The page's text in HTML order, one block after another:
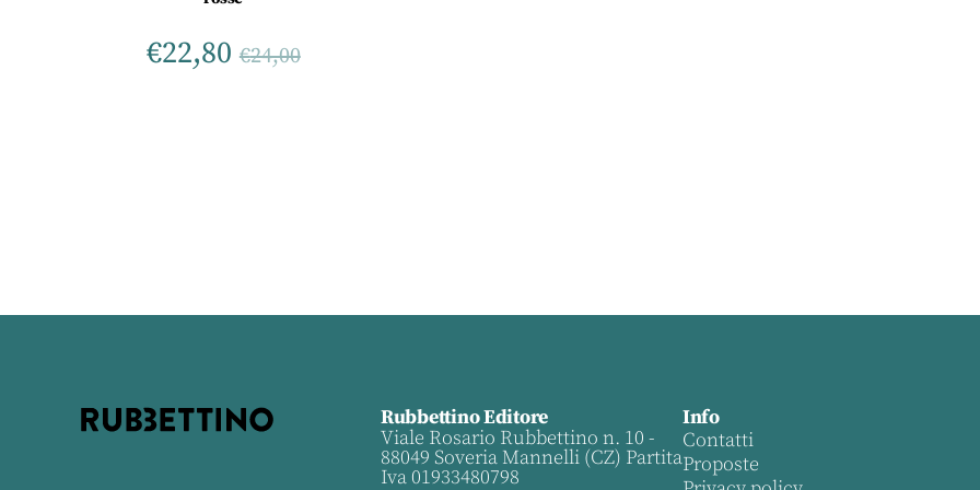
€22,80 €24,00
Rubbettino Editore
Viale Rosario Rubbettino n. 10 -
88049 Soveria Mannelli (CZ) Partita
Iva 01933480798
Info
Contatti
Proposte